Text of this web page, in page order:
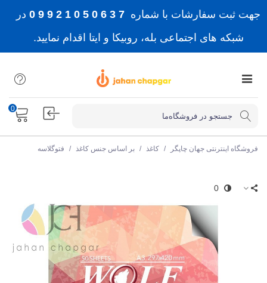
جهت ثبت سفارشات با شماره 7 3 6 0 5 0 1 2 9 9 0
در
شبکه های اجتماعی بله، روبیکا و ایتا اقدام نمایید.
0
فروشگاه اینترنتی جهان چاپگر / کاغذ / بر اساس جنس کاغذ / فتوگلاسه
0